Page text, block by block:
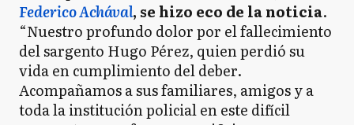
Federico Achával, se hizo eco de la noticia.
“Nuestro profundo dolor por el fallecimiento
del sargento Hugo Pérez, quien perdió su
vida en cumplimiento del deber.
Acompañamos a sus familiares, amigos y a
toda la institución policial en este difícil